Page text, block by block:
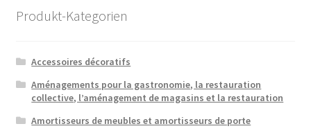
Produkt-Kategorien
Accessoires décoratifs
Aménagements pour la gastronomie, la restauration
collective, l’aménagement de magasins et la restauration
Amortisseurs de meubles et amortisseurs de porte